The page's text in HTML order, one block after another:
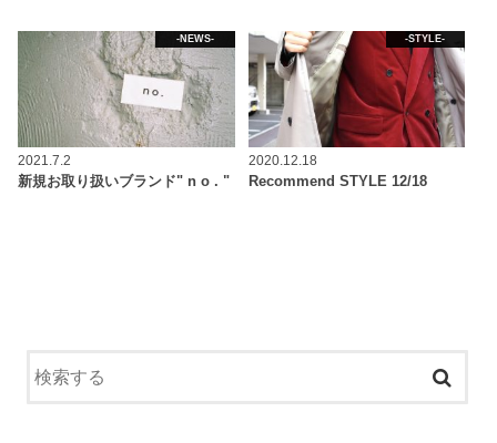
-NEWS-
2021.7.2
新規お取り扱いブランド" n o . "
-STYLE-
2020.12.18
Recommend STYLE 12/18